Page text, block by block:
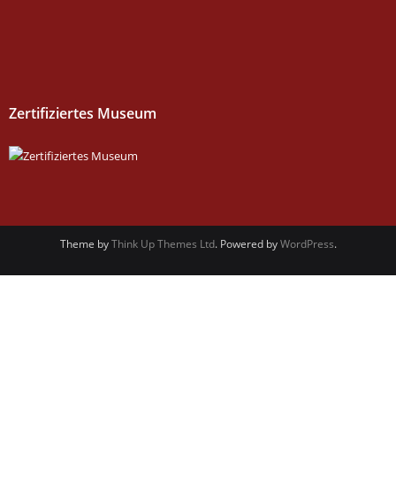
Zertifiziertes Museum
Theme byThink Up Themes Ltd. Powered byWordPress.